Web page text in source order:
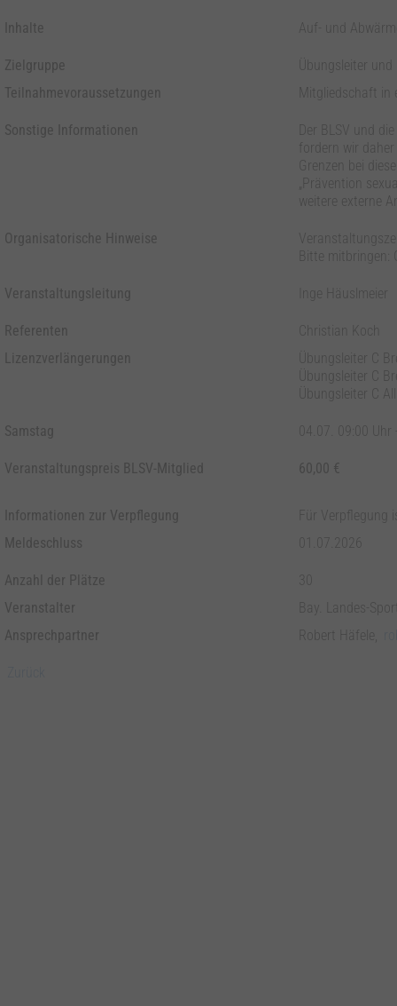
Inhalte Auf- und
Zielgruppe
Übungsleiter
Teilnahmevoraussetzungen
Mitgliedschaft in
Sonstige Informationen
Der BLSV und
fordern wir
Grenzen bei
„Prävention
weitere externe
Organisatorische Hinweise
Bitte mitbringen:
Veranstaltungsleitung Inge Häuslmeier
Referenten
Christian Koch
Lizenzverlängerungen
Übungsleiter C
Übungsleiter C
Übungsleiter C
Samstag 04.07. 09:00
Veranstaltungspreis BLSV-Mitglied 60,00 €
Informationen zur Verpflegung
Für Verpflegung
Meldeschluss
01.07.2026
Anzahl der Plätze
30
Veranstalter
Bay. Landes-
Ansprechpartner
Robert Häfele,